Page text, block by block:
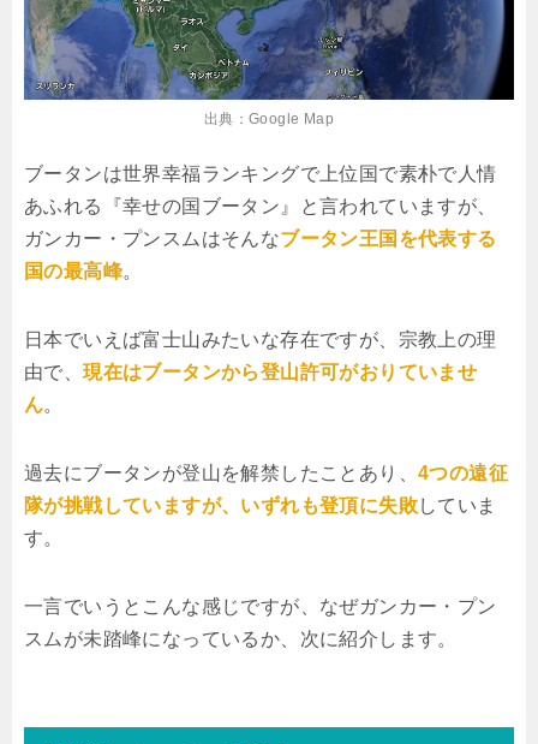
出典：Google Map
ブータンは世界幸福ランキングで上位国で素朴で人情
あふれる『幸せの国ブータン』と言われていますが、
ガンカー・プンスムはそんなブータン王国を代表する
国の最高峰。
日本でいえば富士山みたいな存在ですが、宗教上の理
由で、現在はブータンから登山許可がおりていませ
ん。
過去にブータンが登山を解禁したことあり、 4つの遠征
隊が挑戦していますが、いずれも登頂に失敗していま
す。
一言でいうとこんな感じですが、なぜガンカー・プン
スムが未踏峰になっているか、次に紹介します。